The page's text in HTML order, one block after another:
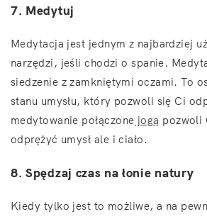
7. Medytuj
Medytacja jest jednym z najbardziej
narzędzi, jeśli chodzi o spanie.
siedzenie z zamkniętymi oczami. To
stanu umysłu, który pozwoli się Ci
medytowanie połączone jogą pozwoli
odprężyć umysł ale i ciało.
8. Spędzaj czas na łonie natury
Kiedy tylko jest to możliwe, a na